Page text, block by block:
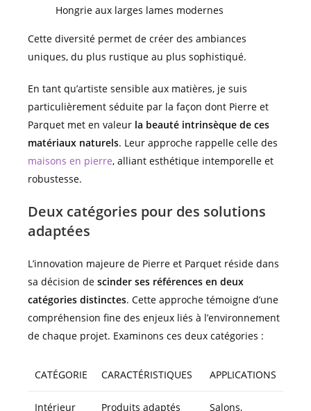
Hongrie aux larges lames modernes
Cette diversité permet de créer des ambiances
uniques, du plus rustique au plus sophistiqué.
En tant qu’artiste sensible aux matières, je suis
particulièrement séduite par la façon dont Pierre et
Parquet met en valeur la beauté intrinsèque de ces
matériaux naturels. Leur approche rappelle celle des
maisons en pierre, alliant esthétique intemporelle et
robustesse.
Deux catégories pour des solutions
adaptées
L’innovation majeure de Pierre et Parquet réside dans
sa décision de scinder ses références en deux
catégories distinctes. Cette approche témoigne d’une
compréhension fine des enjeux liés à l’environnement
de chaque projet. Examinons ces deux catégories :
CATÉGORIE CARACTÉRISTIQUES APPLICATIONS
Intérieur Produits adaptés Salons,